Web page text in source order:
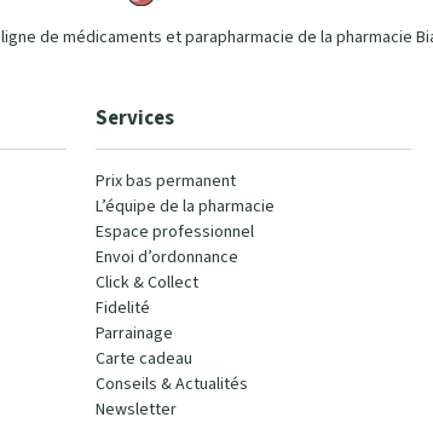
de médicaments et parapharmacie de la pharmacie
Services
Prix bas permanent
L’équipe de la pharmacie
Espace professionnel
Envoi d’ordonnance
Click & Collect
Fidelité
Parrainage
Carte cadeau
Conseils & Actualités
Newsletter